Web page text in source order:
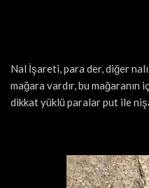
Nal İşareti, para der, diğer
mağara vardır, bu mağaranın
dikkat yüklü paralar put ile